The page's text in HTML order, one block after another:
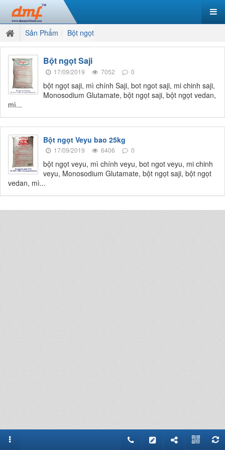
Sản Phẩm Bột ngọt
Bột ngọt Saji
17/09/2019 7052 0
bột ngọt saji, mì chính Saji, bot ngot saji, mi chinh saji,
Monosodium Glutamate, bột ngọt saji, bột ngọt vedan,
mì...
Bột ngọt Veyu bao 25kg
17/09/2019 6406 0
bột ngọt veyu, mì chính veyu, bot ngot veyu, mi chinh
veyu, Monosodium Glutamate, bột ngọt saji, bột ngọt
vedan, mì...